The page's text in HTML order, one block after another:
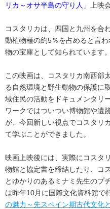
リカ～オサ半島の守り人」
上映
コスタリカは、四国と九州を合
動植物種の約5％を占めると言
物の宝庫として知られています。
この映画は、コスタリカ南西部
る自然環境と野生動物の保護に
域住民の活動をドキュメンタリ
ワークではついつい博物館や遺
が、今回新しい視点でコスタリ
て学ぶことができました。
映画上映後には、実際にコスタ
物館と協定書を締結したり、コ
とゆかりのあるミナミ先生のプ
は昨年10月に国際文化資料館で
の魅力～先スペイン期古代文化